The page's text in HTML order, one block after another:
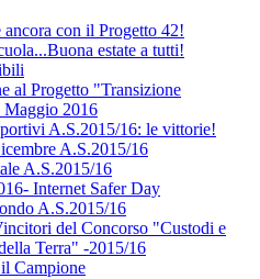
con il Progetto 42!
estate a tutti!
al Progetto "Transizione
Maggio 2016
A.S.2015/16: le vittorie!
A.S.2015/16
A.S.2015/16
Internet Safer Day
A.S.2015/16
del Concorso "Custodi e
Terra" -2015/16
Campione